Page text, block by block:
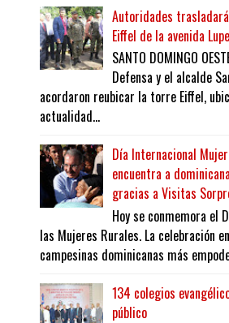
Autoridades
Eiffel de la avenida
SANTO DOMINGO
Defensa y el alcalde
acordaron reubicar la torre Eiffel,
actualidad...
Día Internacional
encuentra a
gracias a Visitas
Hoy se conmemora el
las Mujeres Rurales. La celebración
campesinas dominicanas más
134 colegios
público